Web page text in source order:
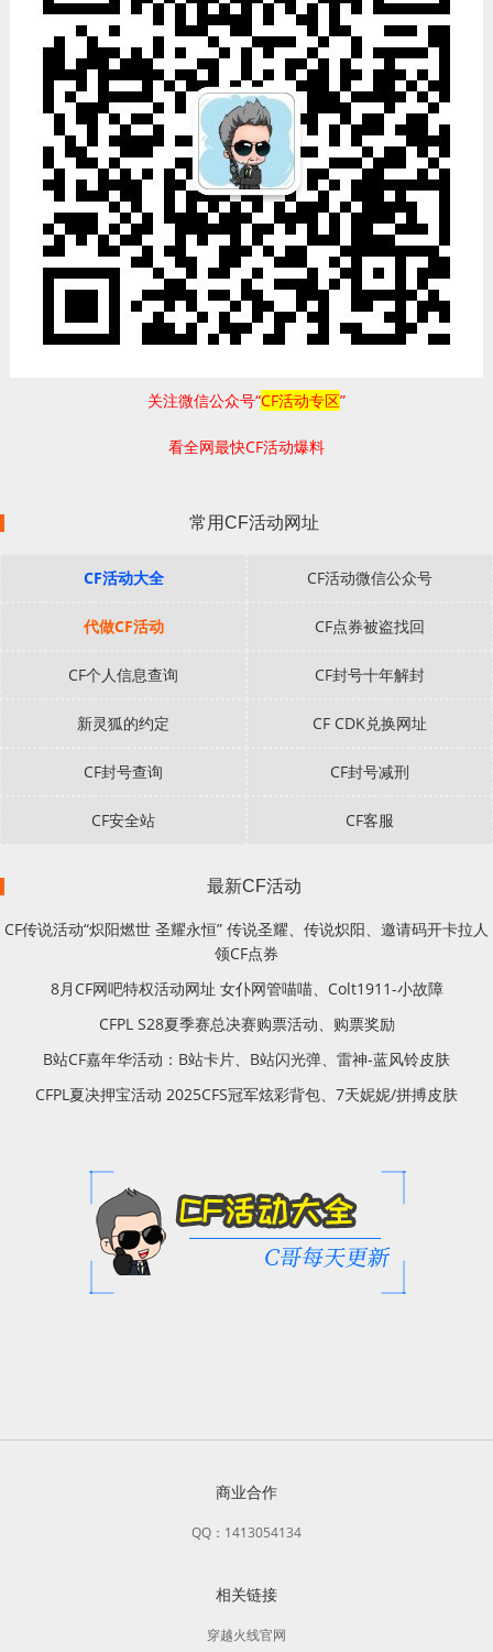
关注微信公众号“CF活动专区”
看全网最快CF活动爆料
常用CF活动网址
CF活动大全 CF活动微信公众号
代做CF活动 CF点券被盗找回
CF个人信息查询 CF封号十年解封
新灵狐的约定 CF CDK兑换网址
CF封号查询 CF封号减刑
CF安全站 CF客服
最新CF活动
CF传说活动“炽阳燃世 圣耀永恒” 传说圣耀、传说炽阳、邀请码开卡拉人
领CF点券
8月CF网吧特权活动网址 女仆网管喵喵、Colt1911-小故障
CFPL S28夏季赛总决赛购票活动、购票奖励
B站CF嘉年华活动：B站卡片、B站闪光弹、雷神-蓝风铃皮肤
CFPL夏决押宝活动 2025CFS冠军炫彩背包、7天妮妮/拼搏皮肤
商业合作
QQ：1413054134
相关链接
穿越火线官网